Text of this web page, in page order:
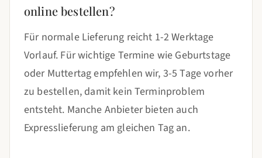
online bestellen?
Für normale Lieferung reicht 1-2 Werktage
Vorlauf. Für wichtige Termine wie Geburtstage
oder Muttertag empfehlen wir, 3-5 Tage vorher
zu bestellen, damit kein Terminproblem
entsteht. Manche Anbieter bieten auch
Expresslieferung am gleichen Tag an.